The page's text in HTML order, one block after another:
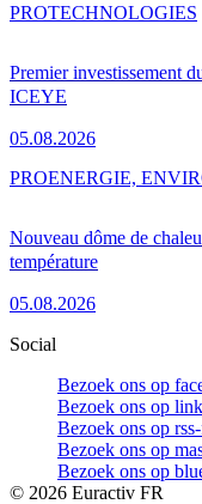
Premier investissement
ICEYE
05.08.2026
PROTECHNOLOGIES
Nouveau dôme de
température
05.08.2026
PROENERGIE,
Social
Bezoek ons op
Bezoek ons op
Bezoek ons op
Bezoek ons op
Bezoek ons op
© 2026 Euractiv FR